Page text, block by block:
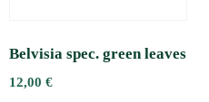
Belvisia spec. green leaves
12,00 €